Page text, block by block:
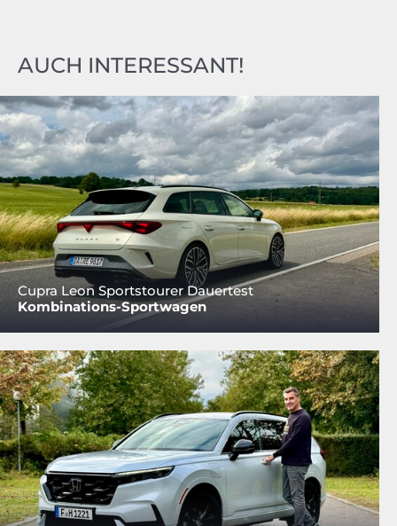
AUCH INTERESSANT!
Cupra Leon Sportstourer Dauertest
Kombinations-Sportwagen